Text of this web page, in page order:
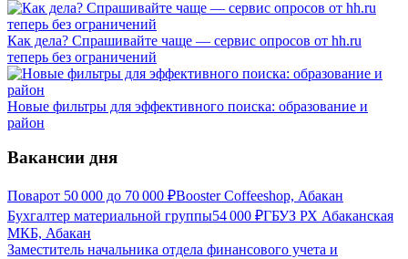
Как дела? Спрашивайте чаще — сервис опросов от hh.ru
теперь без ограничений
Новые фильтры для эффективного поиска: образование и
район
Вакансии дня
Поварот 50 000 до 70 000 ₽Booster Coffeeshop, Абакан
Бухгалтер материальной группы54 000 ₽ГБУЗ РХ Абаканская
МКБ, Абакан
Заместитель начальника отдела финансового учета и